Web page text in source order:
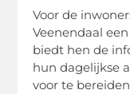
Voor de
Veenendaal
biedt hen de
hun dagelijkse
voor te